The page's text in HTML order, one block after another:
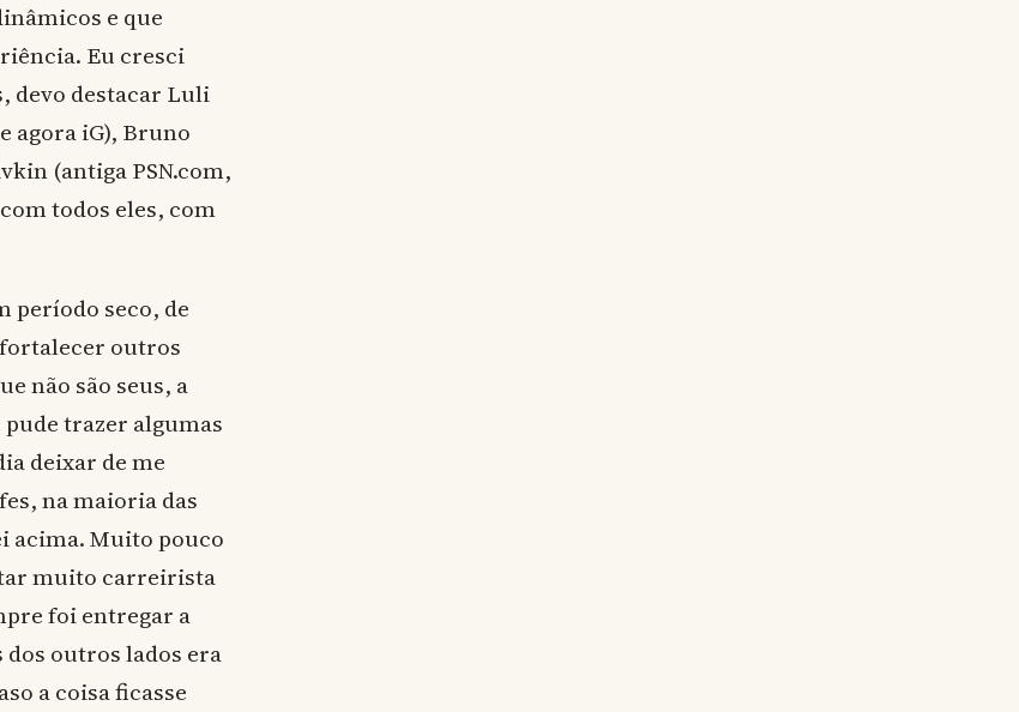
e que
Eu cresci
devo destacar Luli
agora iG), Bruno
(antiga PSN.com,
todos eles, com
período seco, de
outros
não são seus, a
trazer algumas
deixar de me
na maioria das
acima. Muito pouco
muito carreirista
foi entregar a
outros lados era
a coisa ficasse